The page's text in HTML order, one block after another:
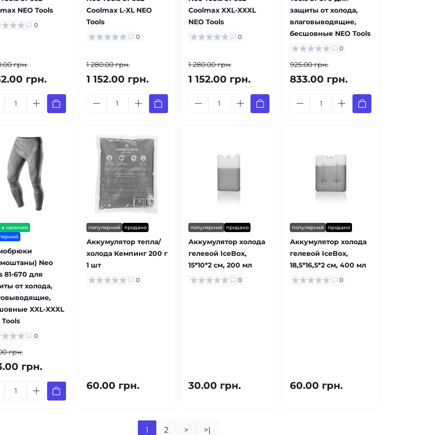
NEO Tools
0
грн.
грн.
Coolmax L-XL NEO
Tools
0
1 280.00 грн.
1 152.00 грн.
Coolmax XXL-XXXL
NEO Tools
0
1 280.00 грн.
1 152.00 грн.
защиты от холода,
влаговыводящие,
бесшовные NEO Tools
0
925.00 грн.
833.00 грн.
в наличии
Neo
81-670 для
от холода,
XXL-XXXL
Tools
0
грн.
грн.
популярний продано
Аккумулятор тепла/
холода Кемпинг 200 г
1 шт
0
60.00 грн.
популярний продано
Аккумулятор холода
гелевой IceBox,
15*10*2 см, 200 мл
0
30.00 грн.
популярний продано
Аккумулятор холода
гелевой IceBox,
18,5*16,5*2 см, 400 мл
0
60.00 грн.
1 2 > >|